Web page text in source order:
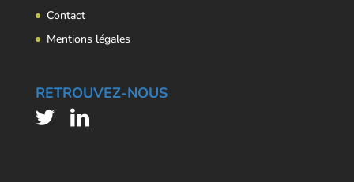
Contact
Mentions légales
RETROUVEZ-NOUS